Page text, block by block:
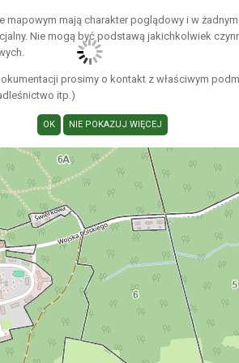
mapowym mają charakter poglądowy i w
Nie mogą być podstawą jakichkolwiek
prosimy o kontakt z właściwym
itp.)